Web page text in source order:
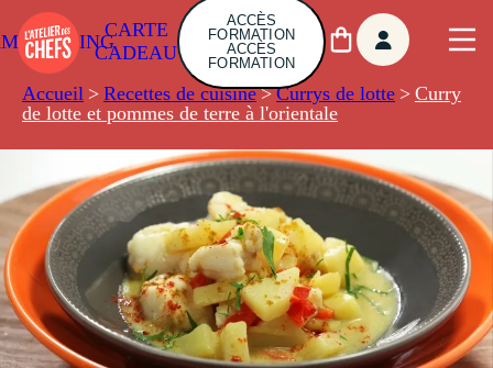
CARTE
CADEAU
ACCÈS
FORMATION
ACCÈS
FORMATION
Accueil > Recettes de cuisine > Currys de lotte > Curry
de lotte et pommes de terre à l'orientale